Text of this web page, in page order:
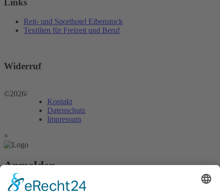
Links
Reit- und Sporthotel Eibenstock
Textilien für Freizeit und Beruf
Widerruf
©2026/
Kontakt
Datenschutz
Impressum
×
Anmelden